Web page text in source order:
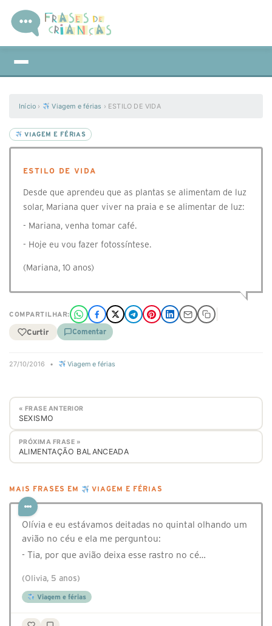
Início › Viagem e férias › ESTILO DE VIDA
VIAGEM E FÉRIAS
ESTILO DE VIDA
Desde que aprendeu que as plantas se alimentam de luz
solar, Mariana quer viver na praia e se alimentar de luz:
- Mariana, venha tomar café.
- Hoje eu vou fazer fotossíntese.
(Mariana, 10 anos)
COMPARTILHAR:
Curtir Comentar
27/10/2016 • Viagem e férias
« FRASE ANTERIOR
SEXISMO
PRÓXIMA FRASE »
ALIMENTAÇÃO BALANCEADA
MAIS FRASES EM VIAGEM E FÉRIAS
Olívia e eu estávamos deitadas no quintal olhando um
avião no céu e ela me perguntou:
- Tia, por que avião deixa esse rastro no cé…
(Olivia, 5 anos)
Viagem e férias